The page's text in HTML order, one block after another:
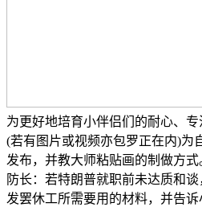
为更好地培育小伴侣们的耐心、
(若有图片或视频亦包罗正在内)为
发布，并教大师粘贴画的制做方
防长：若特朗普就职前未达质和
发罢休工所需要用的材料，并告